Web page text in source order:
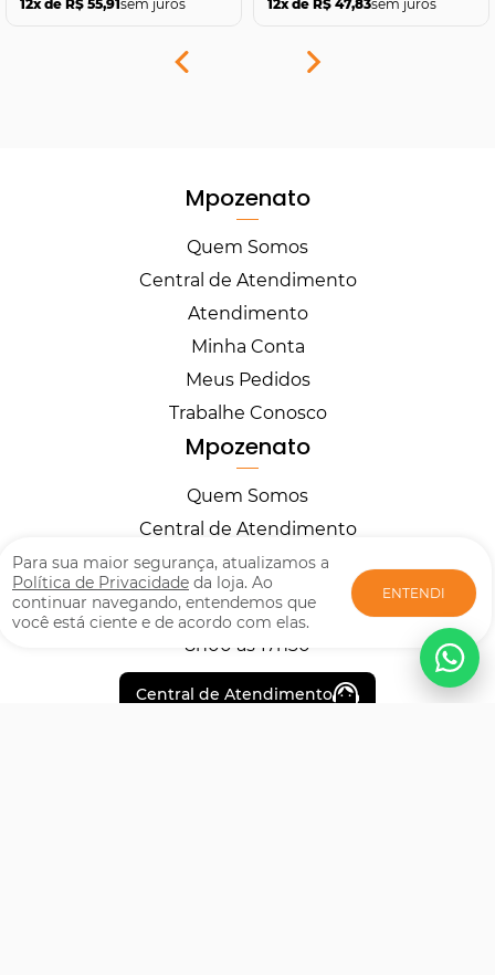
Para sua maior segurança, atualizamos a
Política de Privacidade da loja. Ao
continuar navegando, entendemos que
você está ciente e de acordo com elas.
ENTENDI
12x de R$ 55,91sem juros 12x de R$ 47,83sem juros
Mpozenato
Quem Somos
Central de Atendimento
Atendimento
Minha Conta
Meus Pedidos
Trabalhe Conosco
Mpozenato
Quem Somos
Central de Atendimento
Horários
Segunda à Sexta
8h00 às 17h30
Central de Atendimento